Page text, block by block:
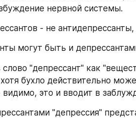
нервной системы.
- не
могут быть и
слово "депрессант" как
бухло действительно
видимо, это и вводит в
"депрессия"